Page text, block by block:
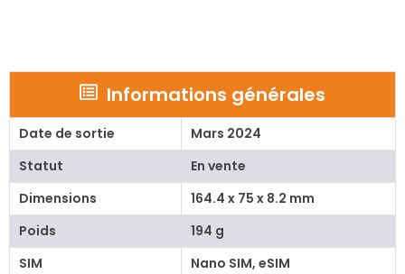
Informations générales
Date de sortie
Mars 2024
Statut
En vente
Dimensions
164.4 x 75 x 8.2 mm
Poids
194 g
SIM
Nano SIM, eSIM